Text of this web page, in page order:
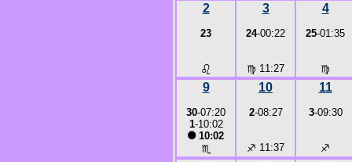
2
23
♌
3
24-00:22
♍ 11:27
4
25-01:35
♍
9
30-07:20
1-10:02
●10:02
♏
10
2-08:27
♐ 11:37
11
3-09:30
♐